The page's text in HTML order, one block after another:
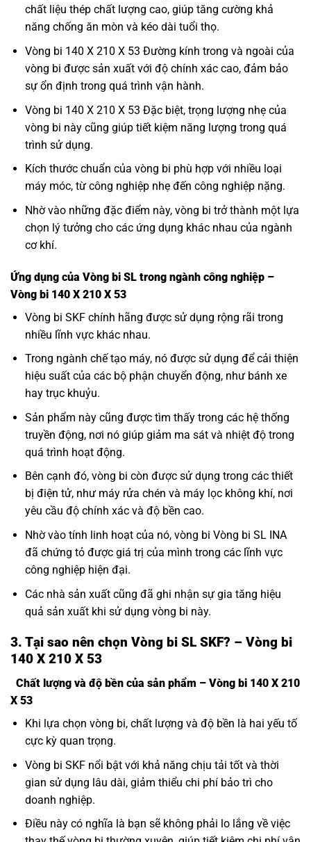
chất liệu thép chất lượng cao, giúp tăng cường khả
năng chống ăn mòn và kéo dài tuổi thọ.
Vòng bi 140 X 210 X 53 Đường kính trong và ngoài của
vòng bi được sản xuất với độ chính xác cao, đảm bảo
sự ổn định trong quá trình vận hành.
Vòng bi 140 X 210 X 53 Đặc biệt, trọng lượng nhẹ của
vòng bi này cũng giúp tiết kiệm năng lượng trong quá
trình sử dụng.
Kích thước chuẩn của vòng bi phù hợp với nhiều loại
máy móc, từ công nghiệp nhẹ đến công nghiệp nặng.
Nhờ vào những đặc điểm này, vòng bi trở thành một lựa
chọn lý tưởng cho các ứng dụng khác nhau của ngành
cơ khí.
Ứng dụng của Vòng bi SL trong ngành công nghiệp –
Vòng bi 140 X 210 X 53
Vòng bi SKFchính hãng được sử dụng rộng rãi trong
nhiều lĩnh vực khác nhau.
Trong ngành chế tạo máy, nó được sử dụng để cải thiện
hiệu suất của các bộ phận chuyển động, như bánh xe
hay trục khuỷu.
Sản phẩm này cũng được tìm thấy trong các hệ thống
truyền động, nơi nó giúp giảm ma sát và nhiệt độ trong
quá trình hoạt động.
Bên cạnh đó, vòng bi còn được sử dụng trong các thiết
bị điện tử, như máy rửa chén và máy lọc không khí, nơi
yêu cầu độ chính xác và độ bền cao.
Nhờ vào tính linh hoạt của nó, vòng bi Vòng bi SL INA
đã chứng tỏ được giá trị của mình trong các lĩnh vực
công nghiệp hiện đại.
Các nhà sản xuất cũng đã ghi nhận sự gia tăng hiệu
quả sản xuất khi sử dụng vòng bi này.
3. Tại sao nên chọn Vòng bi SL SKF? – Vòng bi
140 X 210 X 53
Chất lượng và độ bền của sản phẩm – Vòng bi 140 X 210
X 53
Khi lựa chọn vòng bi, chất lượng và độ bền là hai yếu tố
cực kỳ quan trọng.
Vòng bi SKF nổi bật với khả năng chịu tải tốt và thời
gian sử dụng lâu dài, giảm thiểu chi phí bảo trì cho
doanh nghiệp.
Điều này có nghĩa là bạn sẽ không phải lo lắng về việc